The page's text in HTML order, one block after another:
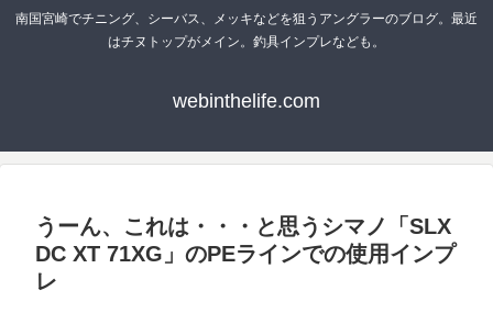
南国宮崎でチニング、シーバス、メッキなどを狙うアングラーのブログ。最近
はチヌトップがメイン。釣具インプレなども。
webinthelife.com
うーん、これは・・・と思うシマノ「SLX
DC XT 71XG」のPEラインでの使用インプ
レ